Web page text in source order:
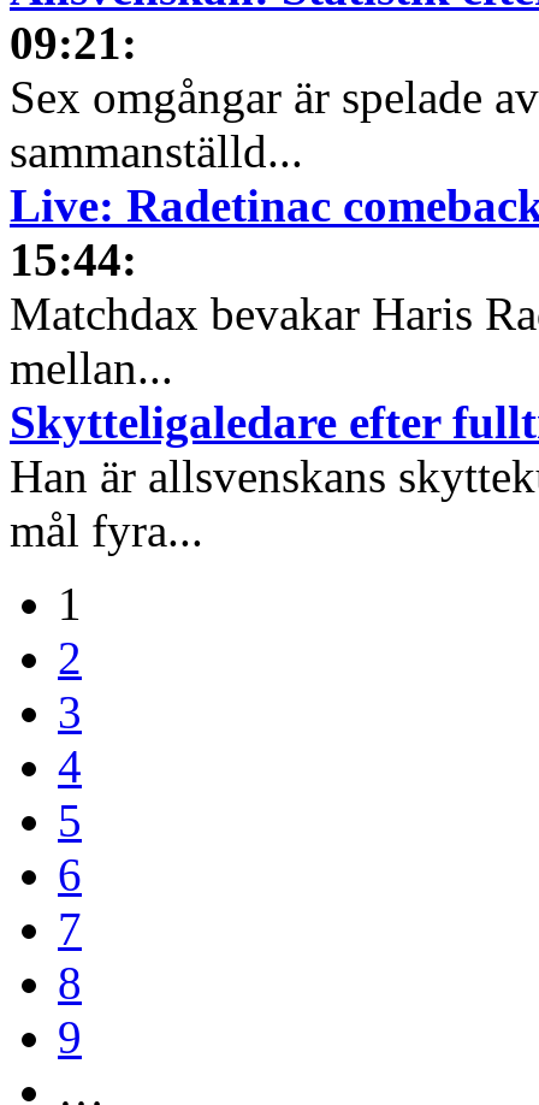
09:21:
Sex omgångar är spelade
sammanställd...
Live: Radetinac
15:44:
Matchdax bevakar Haris
mellan...
Skytteligaledare efter
Han är allsvenskans
mål fyra...
1
2
3
4
5
6
7
8
9
…